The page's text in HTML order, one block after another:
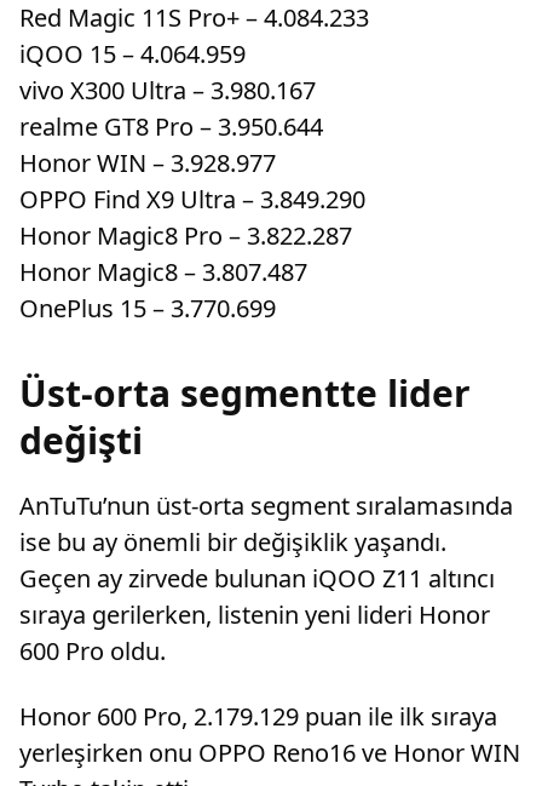
Red Magic 11S Pro+ – 4.084.233
iQOO 15 – 4.064.959
vivo X300 Ultra – 3.980.167
realme GT8 Pro – 3.950.644
Honor WIN – 3.928.977
OPPO Find X9 Ultra – 3.849.290
Honor Magic8 Pro – 3.822.287
Honor Magic8 – 3.807.487
OnePlus 15 – 3.770.699
Üst-orta segmentte lider
değişti
AnTuTu’nun üst-orta segment sıralamasında
ise bu ay önemli bir değişiklik yaşandı.
Geçen ay zirvede bulunan iQOO Z11 altıncı
sıraya gerilerken, listenin yeni lideri Honor
600 Pro oldu.
Honor 600 Pro, 2.179.129 puan ile ilk sıraya
yerleşirken onu OPPO Reno16 ve Honor WIN